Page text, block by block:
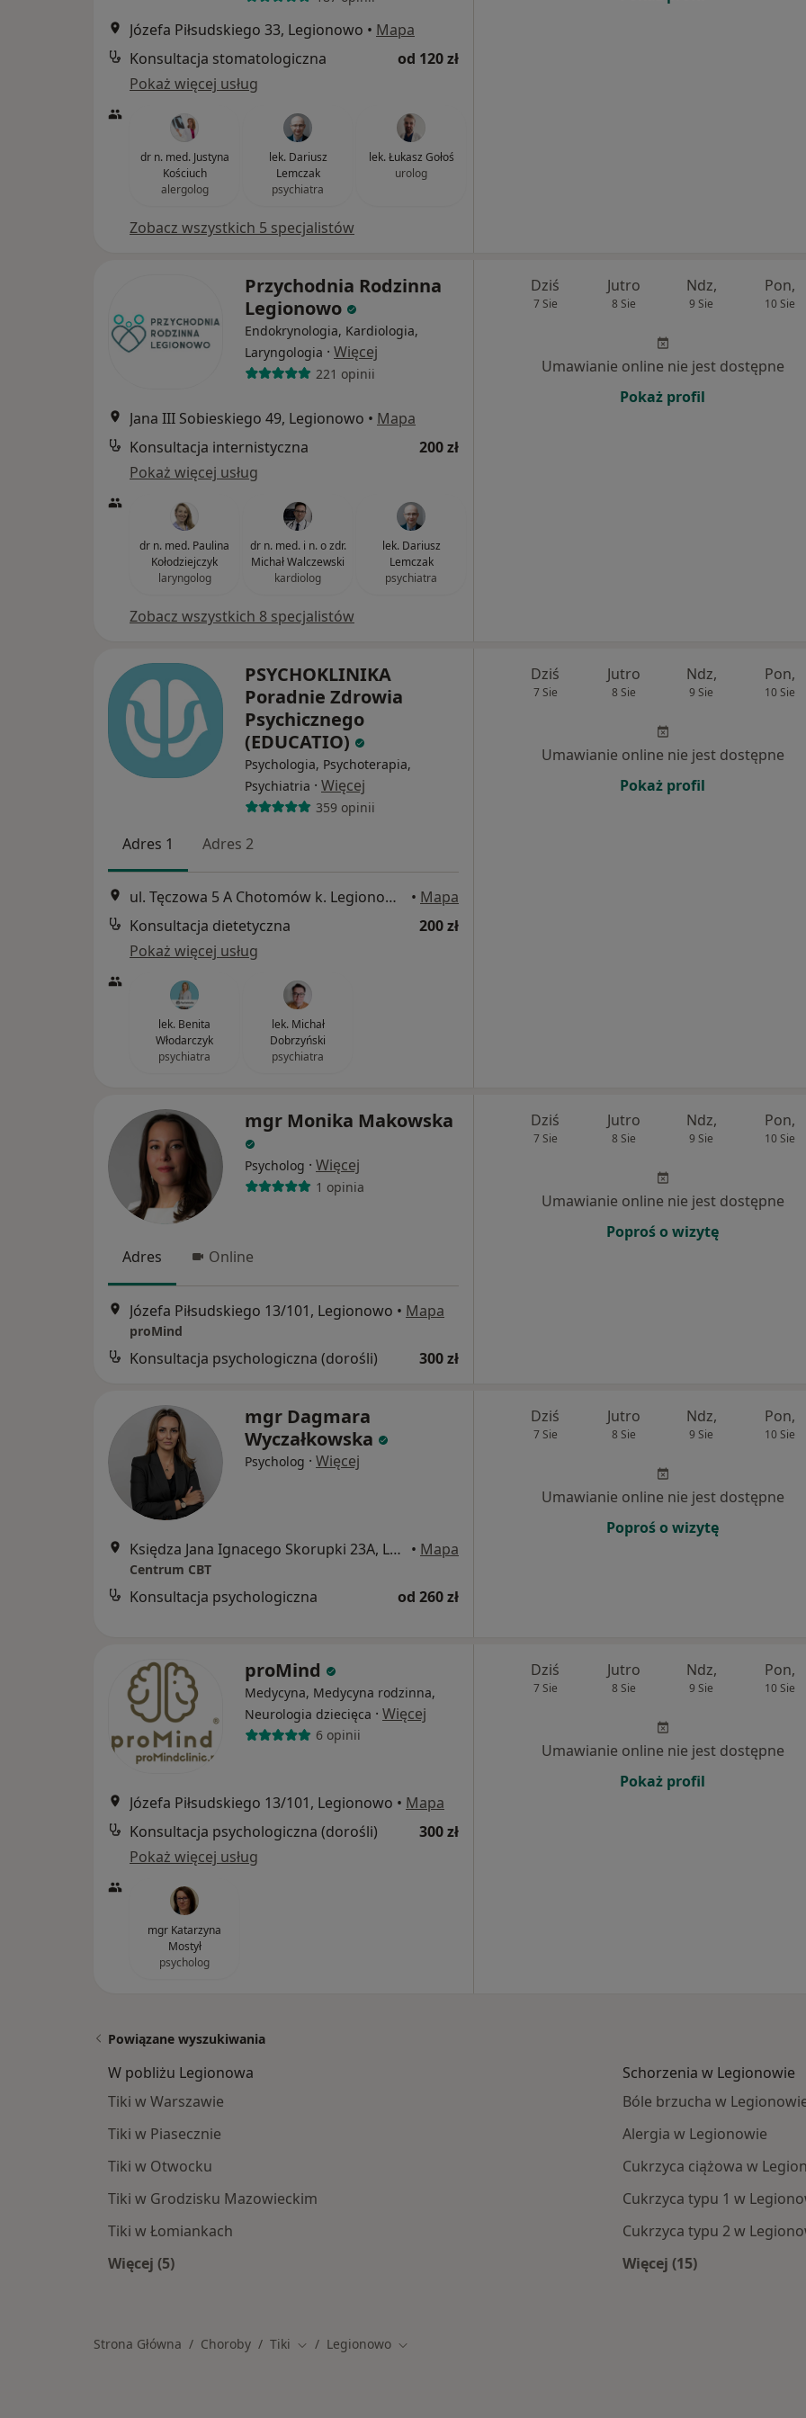
Józefa Piłsudskiego 33, Legionowo • Mapa
Konsultacja stomatologiczna
od 120 zł
Pokaż więcej usług
dr n. med. Justyna
Kościuch
alergolog
lek. Dariusz
Lemczak
psychiatra
lek. Łukasz Gołoś
urolog
Zobacz wszystkich 5 specjalistów
Przychodnia Rodzinna
Legionowo
Endokrynologia, Kardiologia,
Laryngologia · Więcej
221 opinii
Jana III Sobieskiego 49, Legionowo • Mapa
Konsultacja internistyczna
200 zł
Pokaż więcej usług
dr n. med. Paulina
Kołodziejczyk
laryngolog
dr n. med. i n. o zdr.
Michał Walczewski
kardiolog
lek. Dariusz
Lemczak
psychiatra
Zobacz wszystkich 8 specjalistów
Dziś
7 Sie
Jutro
8 Sie
Ndz,
9 Sie
Pon,
10 Sie
Umawianie online nie jest dostępne
Pokaż profil
PSYCHOKLINIKA
Poradnie Zdrowia
Psychicznego
(EDUCATIO)
Psychologia, Psychoterapia,
Psychiatria · Więcej
359 opinii
Adres 1 Adres 2
ul. Tęczowa 5 A Chotomów k. Legionowa, Legionowo • Mapa
Konsultacja dietetyczna
200 zł
Pokaż więcej usług
lek. Benita
Włodarczyk
psychiatra
lek. Michał
Dobrzyński
psychiatra
Dziś
7 Sie
Jutro
8 Sie
Ndz,
9 Sie
Pon,
10 Sie
Umawianie online nie jest dostępne
Pokaż profil
mgr Monika Makowska
Psycholog · Więcej
1 opinia
Adres Online
Józefa Piłsudskiego 13/101, Legionowo • Mapa
proMind
Konsultacja psychologiczna (dorośli) 300 zł
Dziś
7 Sie
Jutro
8 Sie
Ndz,
9 Sie
Pon,
10 Sie
Umawianie online nie jest dostępne
Poproś o wizytę
mgr Dagmara
Wyczałkowska
Psycholog · Więcej
Księdza Jana Ignacego Skorupki 23A, Legionowo • Mapa
Centrum CBT
Konsultacja psychologiczna od 260 zł
Dziś
7 Sie
Jutro
8 Sie
Ndz,
9 Sie
Pon,
10 Sie
Umawianie online nie jest dostępne
Poproś o wizytę
proMind
Medycyna, Medycyna rodzinna,
Neurologia dziecięca · Więcej
6 opinii
Józefa Piłsudskiego 13/101, Legionowo • Mapa
Konsultacja psychologiczna (dorośli)
300 zł
Pokaż więcej usług
mgr Katarzyna
Mostył
psycholog
Dziś
7 Sie
Jutro
8 Sie
Ndz,
9 Sie
Pon,
10 Sie
Umawianie online nie jest dostępne
Pokaż profil
Powiązane wyszukiwania
W pobliżu Legionowa
Tiki w Warszawie
Tiki w Piasecznie
Tiki w Otwocku
Tiki w Grodzisku Mazowieckim
Tiki w Łomiankach
Więcej (5)
Schorzenia w Legionowie
Bóle brzucha w
Alergia w Legionowie
Cukrzyca ciążowa w
Cukrzyca typu 1 w
Cukrzyca typu 2 w
Więcej (15)
Strona Główna Choroby Tiki Zmień miasto
Legionowo Zmień miasto